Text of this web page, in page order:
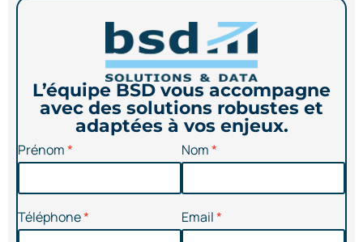
L’équipe BSD vous accompagne
avec des solutions robustes et
adaptées à vos enjeux.
Prénom Nom
Téléphone Email